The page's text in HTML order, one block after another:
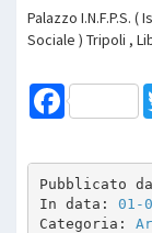
Palazzo I.N.F.P.S.
Sociale ) Tripoli ,
Facebook
Pubblicato da
In data: 01-
Categoria: